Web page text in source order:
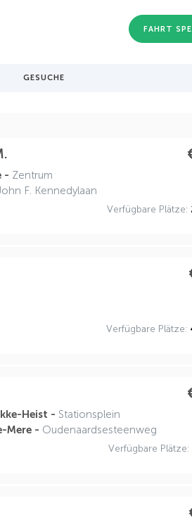
FAHRT
GESUCHE
- Zentrum
F. Kennedylaan
Verfügbare Plätze:
Verfügbare Plätze:
Heist -Stationsplein
Mere - Oudenaardsesteenweg
Verfügbare Plätze: